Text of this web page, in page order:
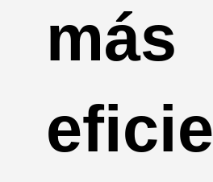
más
eficie